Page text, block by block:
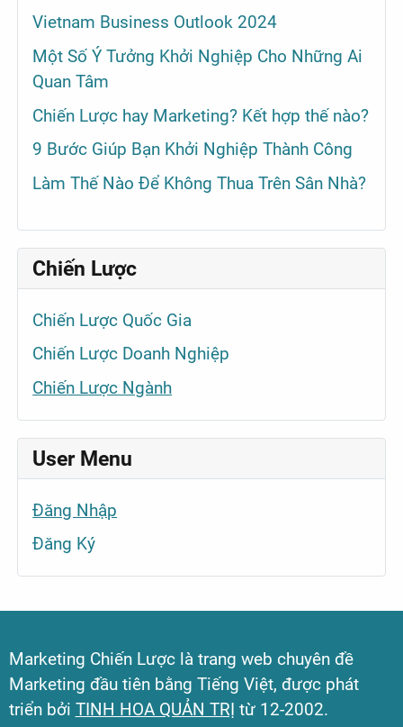
Vietnam Business Outlook 2024
Một Số Ý Tưởng Khởi Nghiệp Cho Những Ai
Quan Tâm
Chiến Lược hay Marketing? Kết hợp thế nào?
9 Bước Giúp Bạn Khởi Nghiệp Thành Công
Làm Thế Nào Để Không Thua Trên Sân Nhà?
Chiến Lược
Chiến Lược Quốc Gia
Chiến Lược Doanh Nghiệp
Chiến Lược Ngành
User Menu
Đăng Nhập
Đăng Ký
Marketing Chiến Lược là trang web chuyên đề
Marketing đầu tiên bằng Tiếng Việt, được phát
triển bởi TINH HOA QUẢN TRỊ từ 12-2002.